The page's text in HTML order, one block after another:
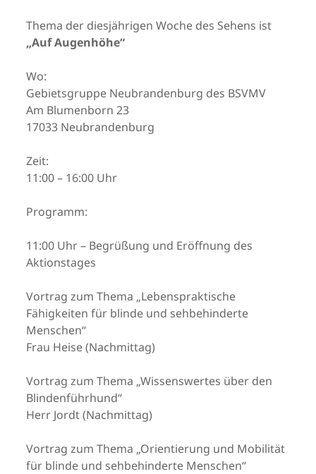
Thema der diesjährigen Woche des Sehens ist
„Auf Augenhöhe“
Wo:
Gebietsgruppe Neubrandenburg des BSVMV
Am Blumenborn 23
17033 Neubrandenburg
Zeit:
11:00 – 16:00 Uhr
Programm:
11:00 Uhr – Begrüßung und Eröffnung des
Aktionstages
Vortrag zum Thema „Lebenspraktische
Fähigkeiten für blinde und sehbehinderte
Menschen“
Frau Heise (Nachmittag)
Vortrag zum Thema „Wissenswertes über den
Blindenführhund“
Herr Jordt (Nachmittag)
Vortrag zum Thema „Orientierung und Mobilität
für blinde und sehbehinderte Menschen“